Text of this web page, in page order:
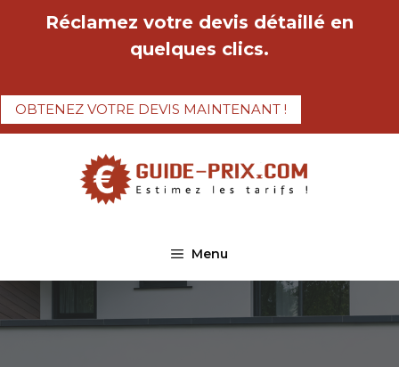
Réclamez votre devis détaillé en
quelques clics.
OBTENEZ VOTRE DEVIS MAINTENANT !
Menu